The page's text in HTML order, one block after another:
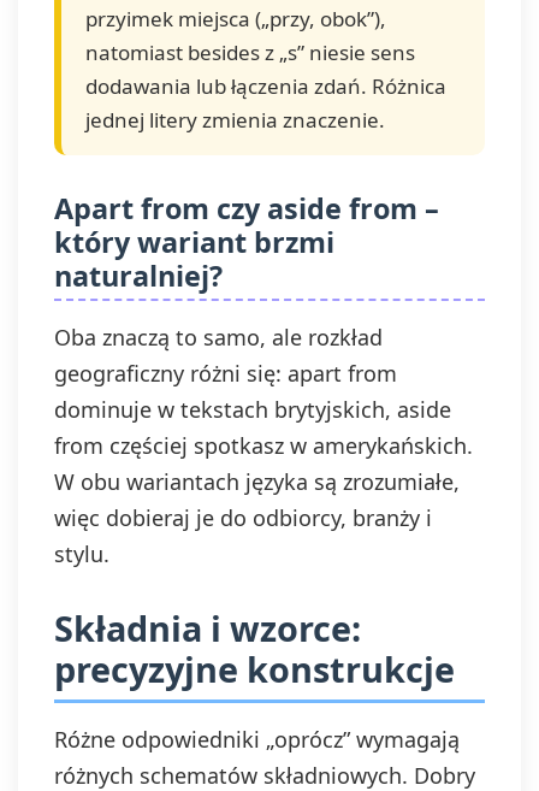
przyimek miejsca („przy, obok”),
natomiast besides z „s” niesie sens
dodawania lub łączenia zdań. Różnica
jednej litery zmienia znaczenie.
Apart from czy aside from –
który wariant brzmi
naturalniej?
Oba znaczą to samo, ale rozkład
geograficzny różni się: apart from
dominuje w tekstach brytyjskich, aside
from częściej spotkasz w amerykańskich.
W obu wariantach języka są zrozumiałe,
więc dobieraj je do odbiorcy, branży i
stylu.
Składnia i wzorce:
precyzyjne konstrukcje
Różne odpowiedniki „oprócz” wymagają
różnych schematów składniowych. Dobry